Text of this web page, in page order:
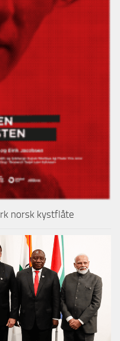
norsk kystflåte